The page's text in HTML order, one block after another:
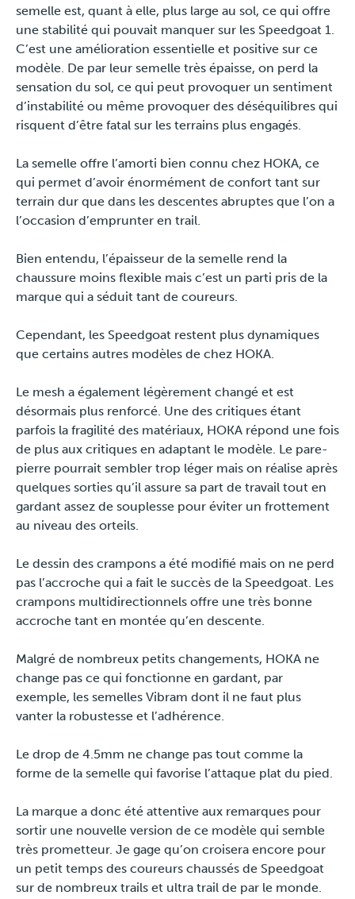
semelle est, quant à elle, plus large au sol, ce qui offre
une stabilité qui pouvait manquer sur les Speedgoat 1.
C’est une amélioration essentielle et positive sur ce
modèle. De par leur semelle très épaisse, on perd la
sensation du sol, ce qui peut provoquer un sentiment
d’instabilité ou même provoquer des déséquilibres qui
risquent d’être fatal sur les terrains plus engagés.
La semelle offre l’amorti bien connu chez HOKA, ce
qui permet d’avoir énormément de confort tant sur
terrain dur que dans les descentes abruptes que l’on a
l’occasion d’emprunter en trail.
Bien entendu, l’épaisseur de la semelle rend la
chaussure moins flexible mais c’est un parti pris de la
marque qui a séduit tant de coureurs.
Cependant, les Speedgoat restent plus dynamiques
que certains autres modèles de chez HOKA.
Le mesh a également légèrement changé et est
désormais plus renforcé. Une des critiques étant
parfois la fragilité des matériaux, HOKA répond une fois
de plus aux critiques en adaptant le modèle. Le pare-
pierre pourrait sembler trop léger mais on réalise après
quelques sorties qu’il assure sa part de travail tout en
gardant assez de souplesse pour éviter un frottement
au niveau des orteils.
Le dessin des crampons a été modifié mais on ne perd
pas l’accroche qui a fait le succès de la Speedgoat. Les
crampons multidirectionnels offre une très bonne
accroche tant en montée qu’en descente.
Malgré de nombreux petits changements, HOKA ne
change pas ce qui fonctionne en gardant, par
exemple, les semelles Vibram dont il ne faut plus
vanter la robustesse et l’adhérence.
Le drop de 4.5mm ne change pas tout comme la
forme de la semelle qui favorise l’attaque plat du pied.
La marque a donc été attentive aux remarques pour
sortir une nouvelle version de ce modèle qui semble
très prometteur. Je gage qu’on croisera encore pour
un petit temps des coureurs chaussés de Speedgoat
sur de nombreux trails et ultra trail de par le monde.